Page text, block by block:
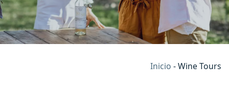
Inicio -Wine Tours